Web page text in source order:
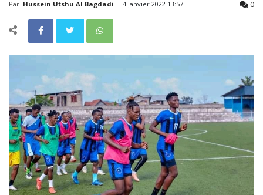
Par Hussein Utshu Al Bagdadi - 4 janvier 2022 13:57 0